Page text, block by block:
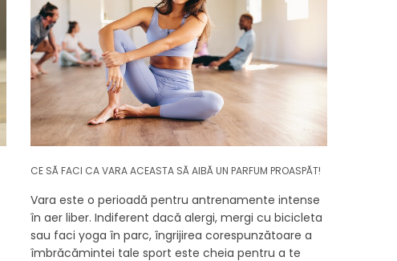
CE SĂ FACI CA VARA ACEASTA SĂ AIBĂ UN PARFUM PROASPĂT!
Vara este o perioadă pentru antrenamente intense
în aer liber. Indiferent dacă alergi, mergi cu bicicleta
sau faci yoga în parc, îngrijirea corespunzătoare a
îmbrăcămintei tale sport este cheia pentru a te